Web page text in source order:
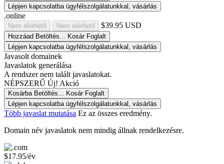
Lépjen kapcsolatba ügyfélszolgálatunkkal, vásárlás
.online
Nem elérhető Nem elérhető $39.95 USD
Hozzáad Betöltés... Kosár Foglalt
Lépjen kapcsolatba ügyfélszolgálatunkkal, vásárlás
Javasolt domainek
Javaslatok generálása
A rendszer nem talált javaslatokat.
NÉPSZERŰ Új! Akció
Kosárba Betöltés... Kosár Foglalt
Lépjen kapcsolatba ügyfélszolgálatunkkal, vásárlás
Több javaslat mutatása Ez az összes eredmény.
Domain név javaslatok nem mindig állnak rendelkezésre.
$17.95/év